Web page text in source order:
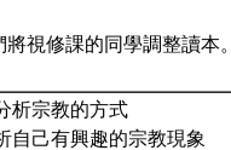
視修課的同學調整讀本。
析宗教的方式
自己有興趣的宗教現象